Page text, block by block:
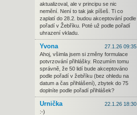
aktualizoval, ale v principu se nic
nemění. Není to tak jak píšeš. Ti co
zaplatí do 28.2. budou akceptování podle
pořadí v Žebříku. Poté už podle pořadí
uhrazení vkladu.
Yvona
27.1.26 09:35
Ahoj, všimla jsem si změny formulace
potvrzování přihlášky. Rozumím tomu
správně, že 50 lidí bude akceptováno
podle pořadí v žebříku (bez ohledu na
datum a čas přihlášení), zbytek do 75
doplníte podle pořadí přihlášek?
Urnička
22.1.26 18:30
:-)